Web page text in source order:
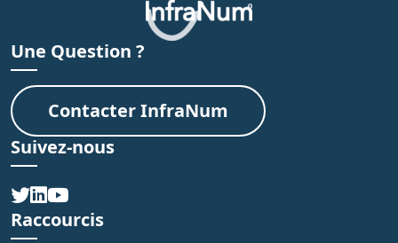
Une Question ?
Contacter InfraNum
Suivez-nous
Raccourcis